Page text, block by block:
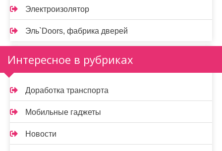
Электроизолятор
Эль`Doors, фабрика дверей
Интересное в рубриках
Доработка транспорта
Мобильные гаджеты
Новости